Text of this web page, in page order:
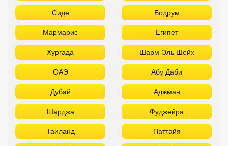
Сиде Бодрум
Мармарис Египет
Хургада Шарм Эль Шейх
ОАЭ Абу Даби
Дубай Аджман
Шарджа Фуджейра
Таиланд Паттайя